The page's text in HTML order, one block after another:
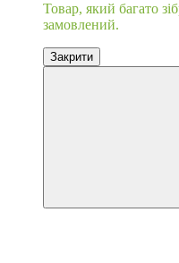
Товар, який багато
замовлений.
Закрити